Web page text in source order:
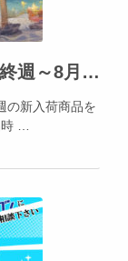
【今週の新入荷】2026年7月最終週～8月1日★Apple製品の人気を再確認！
の新入荷商品を
…